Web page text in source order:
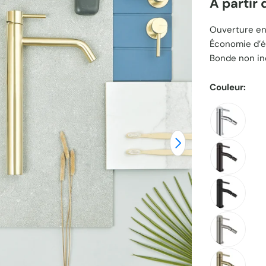
Ouvrir le média
Prix
unitaire
Ouverture
Économie
Bonde non
Couleur: